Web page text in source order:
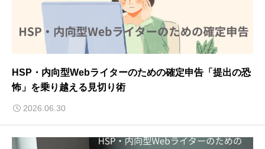
HSP・内向型Webライターのための確定申告「提出の恐
怖」を乗り越える見切り術
2026.06.30